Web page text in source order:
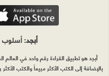
أبجد: أسلوب
أبجد هو تطبيق القراءة رقم واحد في
بالإضافة إلى الكتب الأكثر مبيعاً والكتب